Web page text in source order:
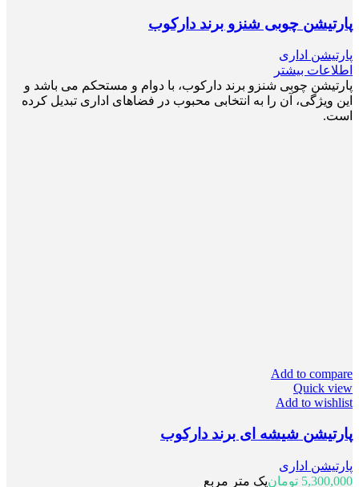
پارتیشن چوبی شنزو برند دارکوب
پارتیشن اداری
اطلاعات بیشتر
پارتیشن چوبی شنزو برند دارکوب، با دوام و مستحکم می باشد و
این ویژگی، آن را به انتخابی محبوب در فضاهای اداری تبدیل کرده
است.
Add to compare
Quick view
Add to wishlist
پارتیشن شیشه ای برند دارکوب
پارتیشن اداری
5,300,000 تومانیک متر مربع